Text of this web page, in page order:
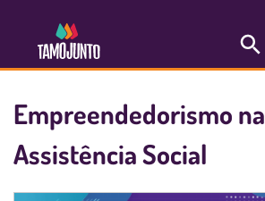
Empreendedorismo na
Assistência Social